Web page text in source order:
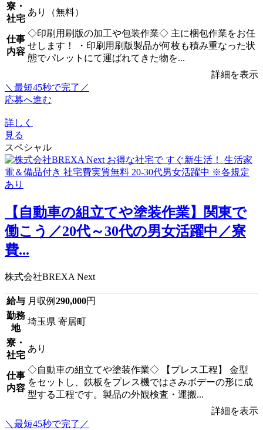
寮・
社宅
あり（無料）
仕事
内容
◇印刷用刷版の加工や包装作業◇ 主に梱包作業をお任
せします！ ・印刷用刷版製品が何枚も積み重なった状
態でパレットにて運ばれてきた物を...
詳細を表示
＼最短45秒で完了／
応募へ進む
詳しく
見る
スペシャル
【自動車の組立てや塗装作業】関東で
働こう／20代～30代の男女活躍中／寮
費...
株式会社BREXA Next
給与 月収例 290,000円
勤務
地
埼玉県 寄居町
寮・
社宅
あり
仕事
内容
◇自動車の組立てや塗装作業◇ 【プレス工程】 金型
をセットし、鉄板をプレス機ではさみボデーの形に成
型する工程です。製品の外観検査・運搬...
詳細を表示
＼最短45秒で完了／